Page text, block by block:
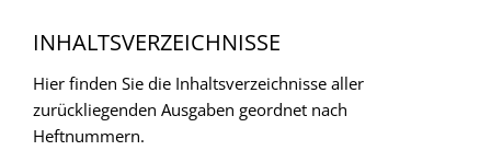
INHALTSVERZEICHNISSE
Hier finden Sie die Inhaltsverzeichnisse aller
zurückliegenden Ausgaben geordnet nach
Heftnummern.